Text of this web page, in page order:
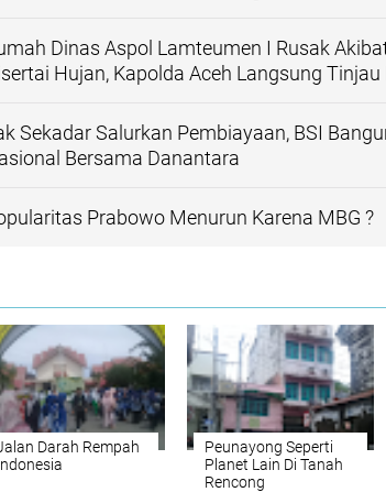
Dinas Aspol Lamteumen I Rusak
Hujan, Kapolda Aceh Langsung Tinjau
Sekadar Salurkan Pembiayaan, BSI
Bersama Danantara
Prabowo Menurun Karena MBG ?
Darah Rempah
Peunayong Seperti
Planet Lain Di Tanah
Rencong